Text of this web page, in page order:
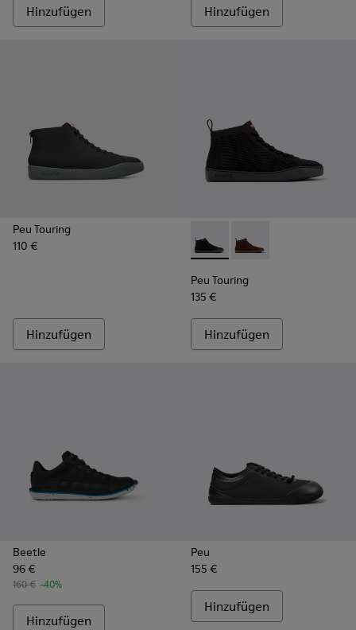
Hinzufügen Hinzufügen
Peu Touring
110 €
Hinzufügen
Peu Touring - K300477-001
Peu Touring -
Peu Touring
135 €
Hinzufügen
Beetle
96 €
160 € -40%
Hinzufügen
Peu
155 €
Hinzufügen